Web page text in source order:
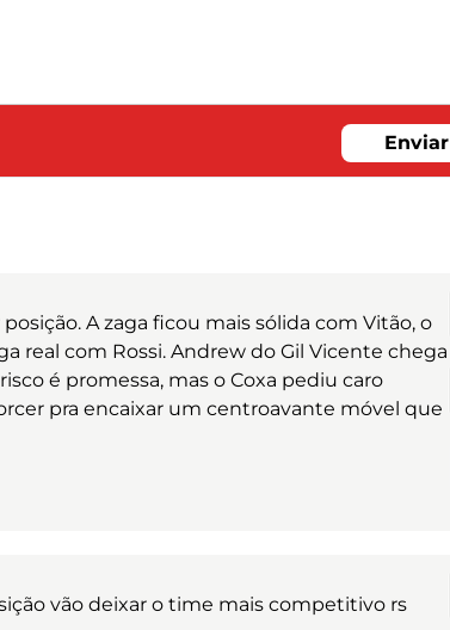
Enviar
A zaga ficou mais sólida com Vitão, o
real com Rossi. Andrew do Gil Vicente chega
é promessa, mas o Coxa pediu caro
pra encaixar um centroavante móvel que
vão deixar o time mais competitivo rs